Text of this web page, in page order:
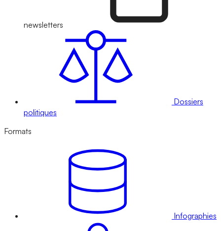
newsletters
Dossiers
politiques
Formats
Infographies